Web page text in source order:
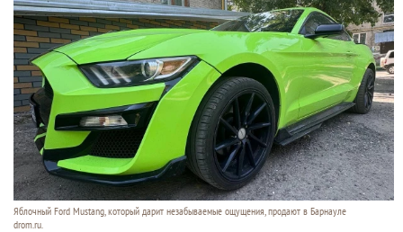
Яблочный Ford Mustang, который дарит незабываемые ощущения, продают в Барнауле
drom.ru.